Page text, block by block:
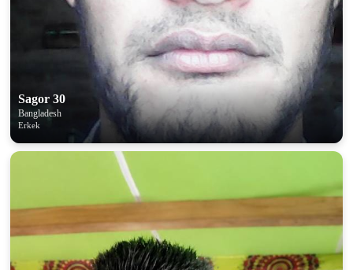
Sagor 30
Bangladesh
Erkek